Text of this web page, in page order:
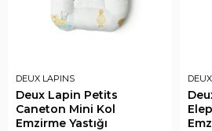
DEUX LAPINS
Deux Lapin Petits
Caneton Mini Kol
Emzirme Yastığı